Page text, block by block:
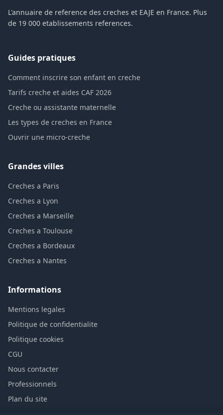
L'annuaire de reference des creches et EAJE en France. Plus
de 19 000 etablissements references.
Guides pratiques
Comment inscrire son enfant en creche
Tarifs creche et aides CAF 2026
Creche ou assistante maternelle
Les types de creches en France
Ouvrir une micro-creche
Grandes villes
Creches a Paris
Creches a Lyon
Creches a Marseille
Creches a Toulouse
Creches a Bordeaux
Creches a Nantes
Informations
Mentions legales
Politique de confidentialite
Politique cookies
CGU
Nous contacter
Professionnels
Plan du site